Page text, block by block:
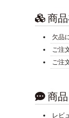
商
欠品
ご注
ご注
商
レビ